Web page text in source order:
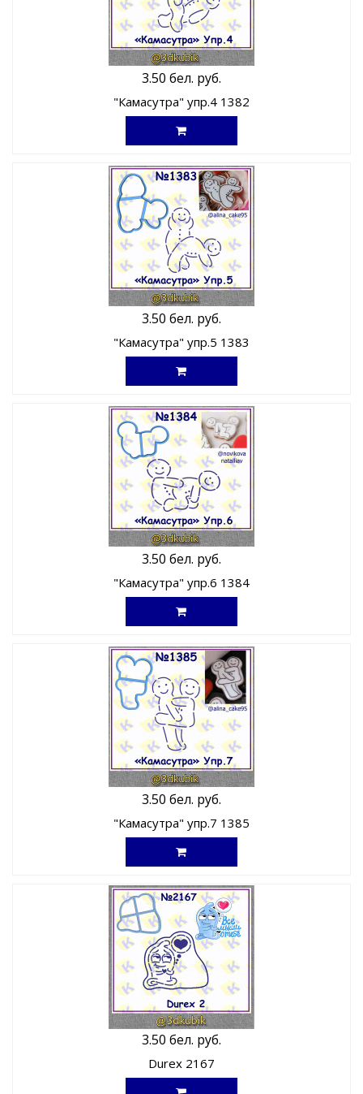
3.50 бел. руб.
"Камасутра" упр.4 1382
3.50 бел. руб.
"Камасутра" упр.5 1383
3.50 бел. руб.
"Камасутра" упр.6 1384
3.50 бел. руб.
"Камасутра" упр.7 1385
3.50 бел. руб.
Durex 2167